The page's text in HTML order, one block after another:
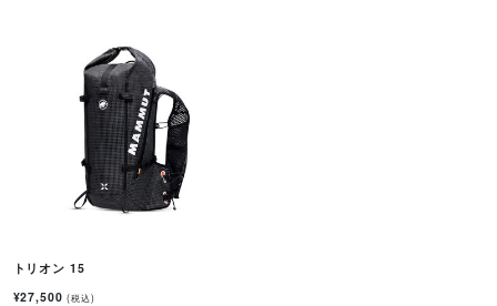
トリオン 15
¥27,500(税込)